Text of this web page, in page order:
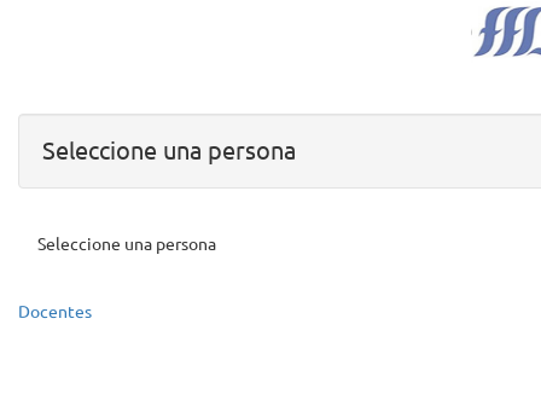
Seleccione una persona
Seleccione una persona
Docentes